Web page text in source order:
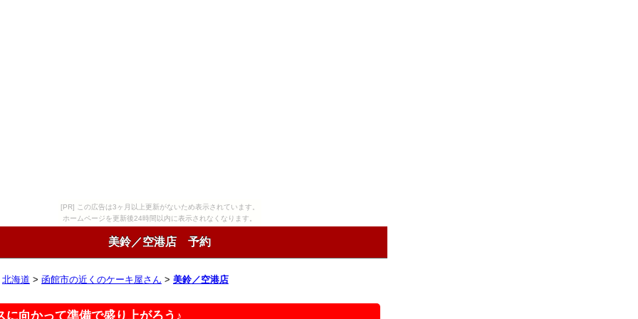
[PR] この広告は3ヶ月以上更新がないため表示されています。
ホームページを更新後24時間以内に表示されなくなります。
美鈴／空港店 予約
北海道 > 函館市の近くのケーキ屋さん > 美鈴／空港店
に向かって準備で盛り上がろう♪